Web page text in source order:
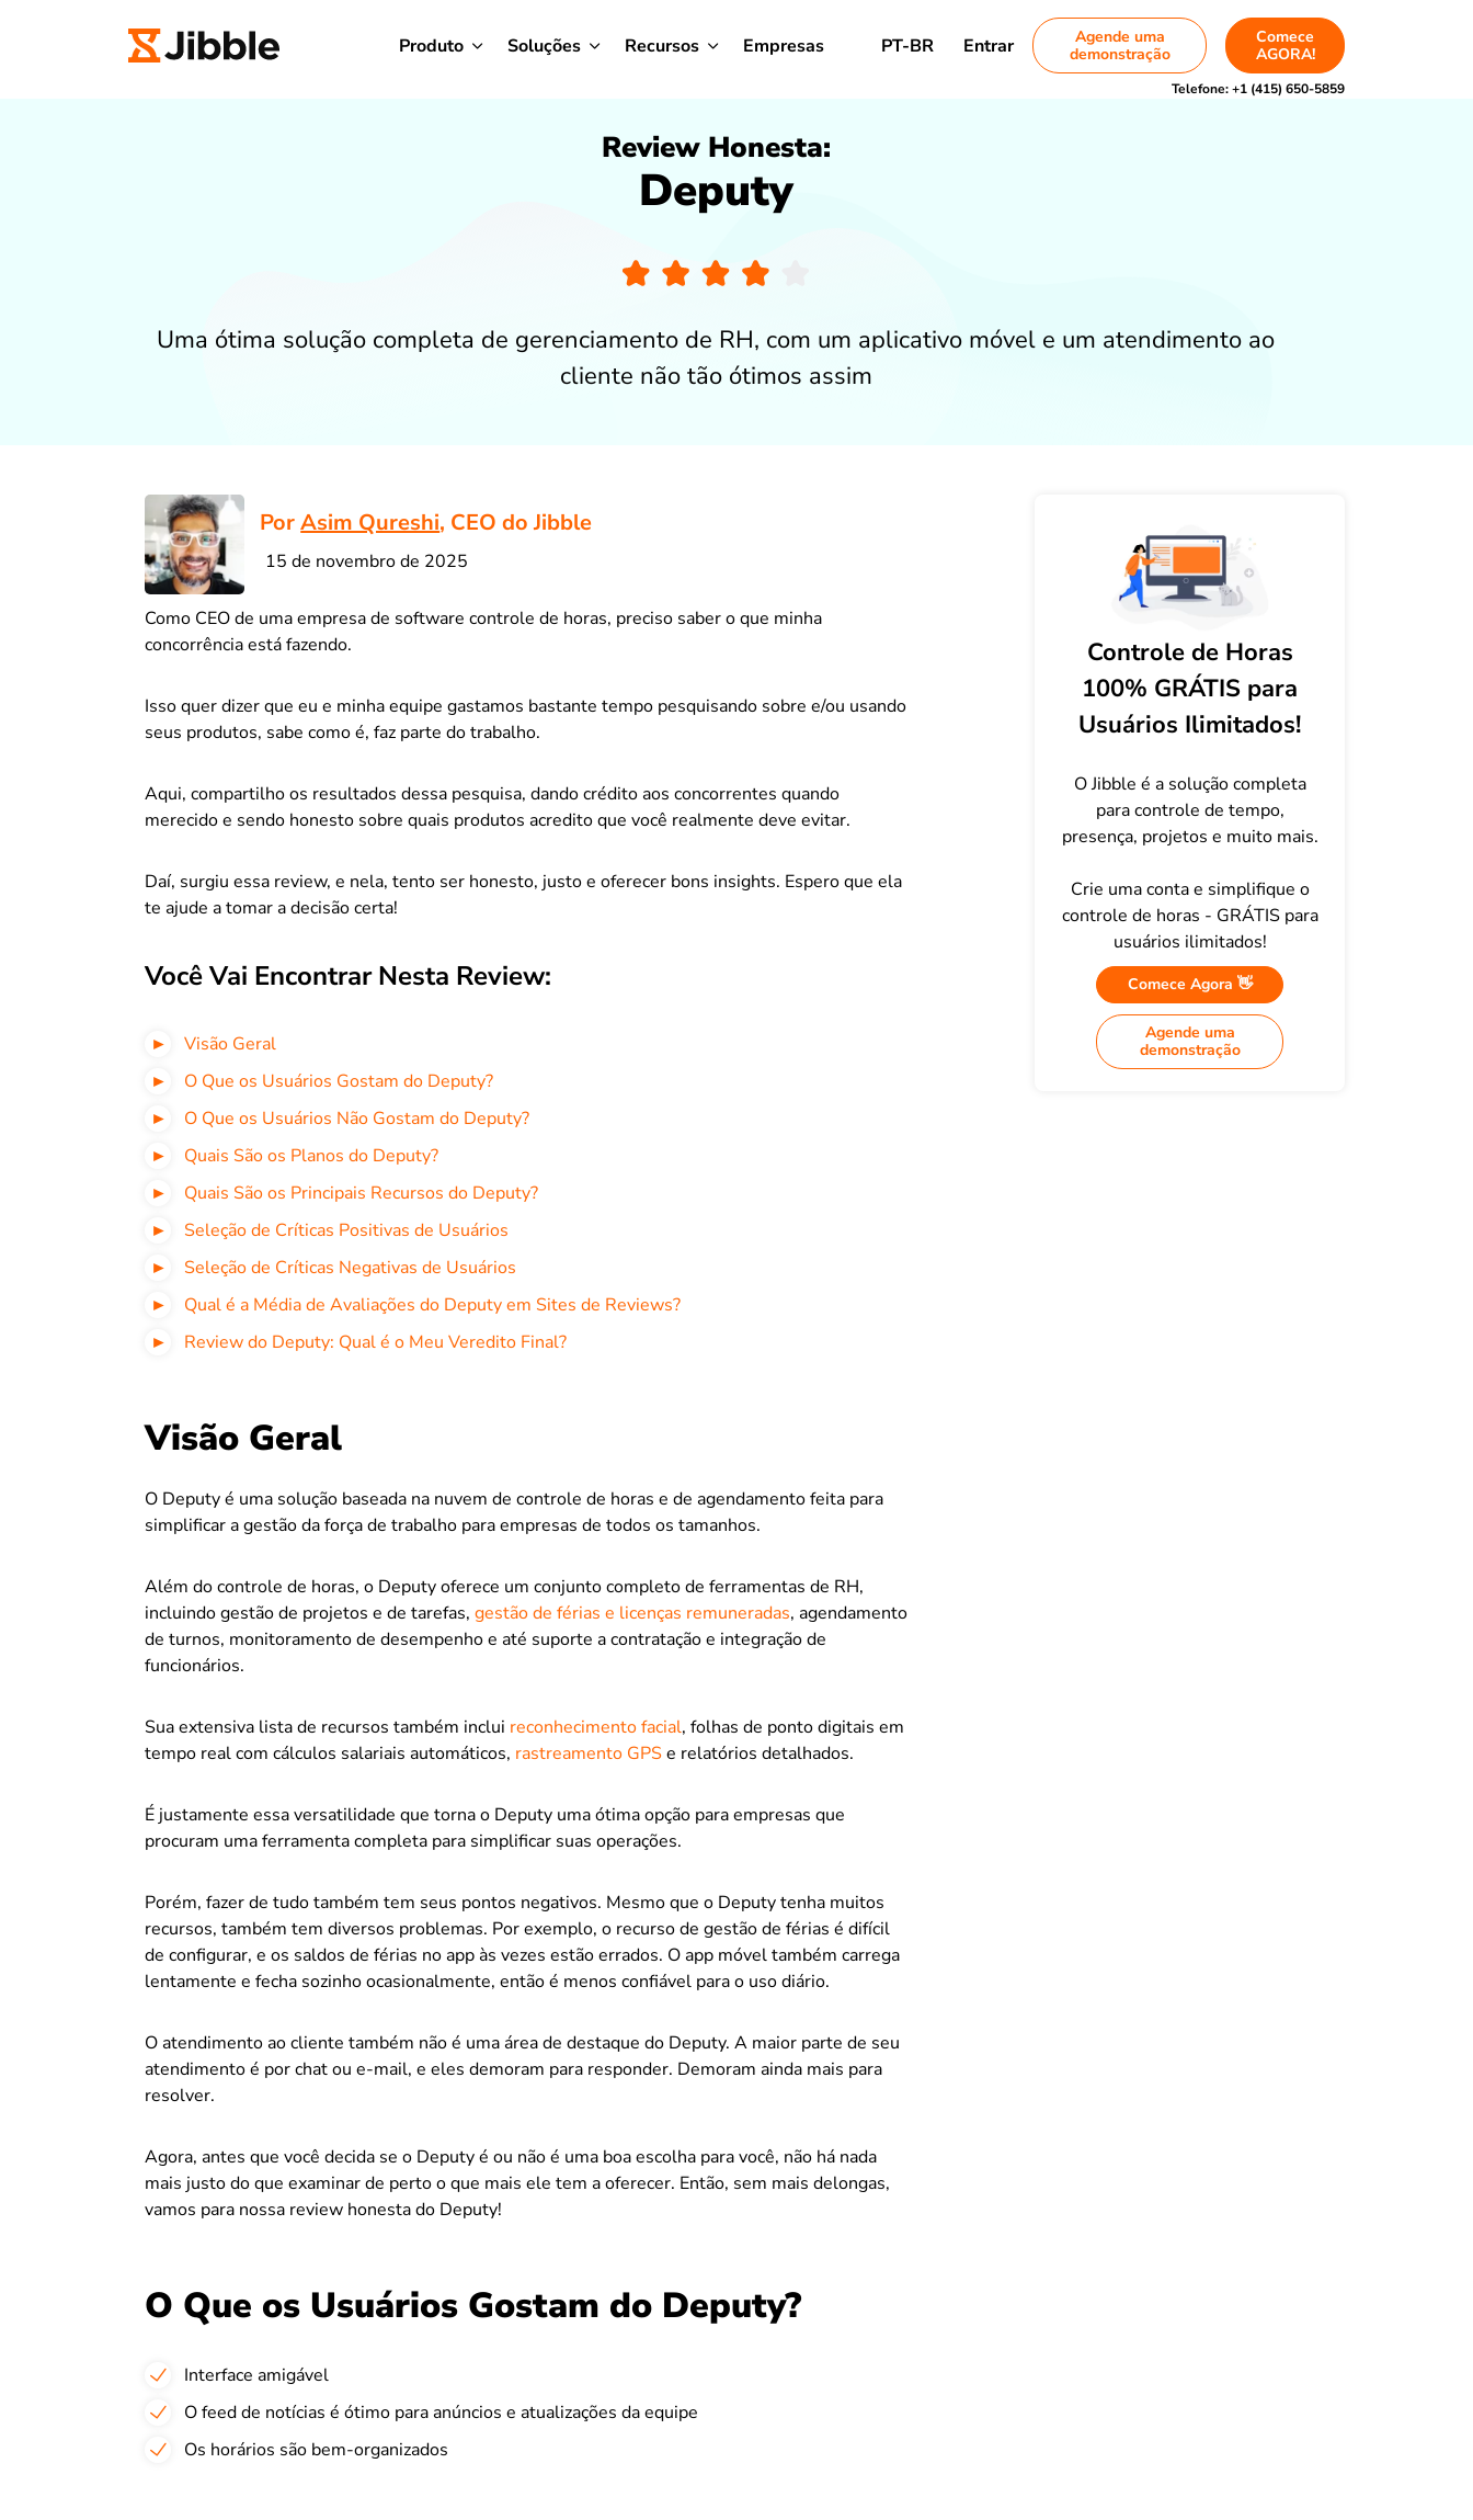
Produto Soluções Recursos Empresas PT-BR Entrar
Agende uma
demonstração
Comece
AGORA!
Telefone:+1 (415) 650-5859
Review Honesta:
Deputy
Uma ótima solução completa de gerenciamento de RH, com um aplicativo móvel e um atendimento ao
cliente não tão ótimos assim
PorAsim Qureshi, CEO do Jibble
15 de novembro de 2025
Como CEO de uma empresa de software controle de horas, preciso saber o que minha
concorrência está fazendo.
Isso quer dizer que eu e minha equipe gastamos bastante tempo pesquisando sobre e/ou usando
seus produtos, sabe como é, faz parte do trabalho.
Aqui, compartilho os resultados dessa pesquisa, dando crédito aos concorrentes quando
merecido e sendo honesto sobre quais produtos acredito que você realmente deve evitar.
Daí, surgiu essa review, e nela, tento ser honesto, justo e oferecer bons insights. Espero que ela
te ajude a tomar a decisão certa!
Você Vai Encontrar Nesta Review:
Visão Geral
O Que os Usuários Gostam do Deputy?
O Que os Usuários Não Gostam do Deputy?
Quais São os Planos do Deputy?
Quais São os Principais Recursos do Deputy?
Seleção de Críticas Positivas de Usuários
Seleção de Críticas Negativas de Usuários
Qual é a Média de Avaliações do Deputy em Sites de Reviews?
Review do Deputy: Qual é o Meu Veredito Final?
Visão Geral
O Deputy é uma solução baseada na nuvem de controle de horas e de agendamento feita para
simplificar a gestão da força de trabalho para empresas de todos os tamanhos.
Além do controle de horas, o Deputy oferece um conjunto completo de ferramentas de RH,
incluindo gestão de projetos e de tarefas, gestão de férias e licenças remuneradas, agendamento
de turnos, monitoramento de desempenho e até suporte a contratação e integração de
funcionários.
Sua extensiva lista de recursos também inclui reconhecimento facial, folhas de ponto digitais em
tempo real com cálculos salariais automáticos, rastreamento GPSe relatórios detalhados.
É justamente essa versatilidade que torna o Deputy uma ótima opção para empresas que
procuram uma ferramenta completa para simplificar suas operações.
Porém, fazer de tudo também tem seus pontos negativos. Mesmo que o Deputy tenha muitos
recursos, também tem diversos problemas. Por exemplo, o recurso de gestão de férias é difícil
de configurar, e os saldos de férias no app às vezes estão errados. O app móvel também carrega
lentamente e fecha sozinho ocasionalmente, então é menos confiável para o uso diário.
O atendimento ao cliente também não é uma área de destaque do Deputy. A maior parte de seu
atendimento é por chat ou e-mail, e eles demoram para responder. Demoram ainda mais para
resolver.
Agora, antes que você decida se o Deputy é ou não é uma boa escolha para você, não há nada
mais justo do que examinar de perto o que mais ele tem a oferecer. Então, sem mais delongas,
vamos para nossa review honesta do Deputy!
O Que os Usuários Gostam do Deputy?
Interface amigável
O feed de notícias é ótimo para anúncios e atualizações da equipe
Os horários são bem-organizados
Controle de Horas
100% GRÁTIS para
Usuários Ilimitados!
O Jibble é a solução completa
para controle de tempo,
presença, projetos e muito mais.
Crie uma conta e simplifique o
controle de horas - GRÁTIS para
usuários ilimitados!
Comece Agora 👋
Agende uma
demonstração